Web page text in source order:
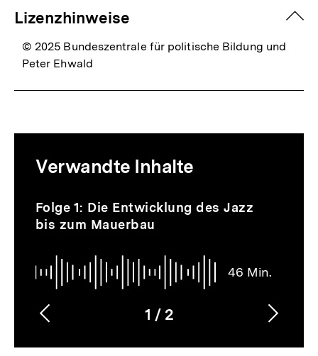
Lizenzhinweise
© 2025 Bundeszentrale für politische Bildung und
Peter Ehwald
zur
Thematik
Verwandte Inhalte
Inhaltskarussell
überspringen
46 Min.
Audio
Dauer
46
Folge 1: Die Entwicklung des Jazz
bis zum Mauerbau
Karussellinhalt
1
von
/ 2
Vorherigen
Inhalt
Inhalt